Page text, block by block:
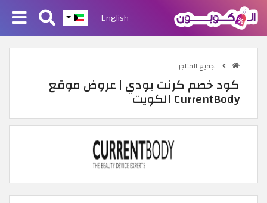
English
جميع المتاجر
كود خصم كرنت بودي | عروض موقع
CurrentBody الكويت